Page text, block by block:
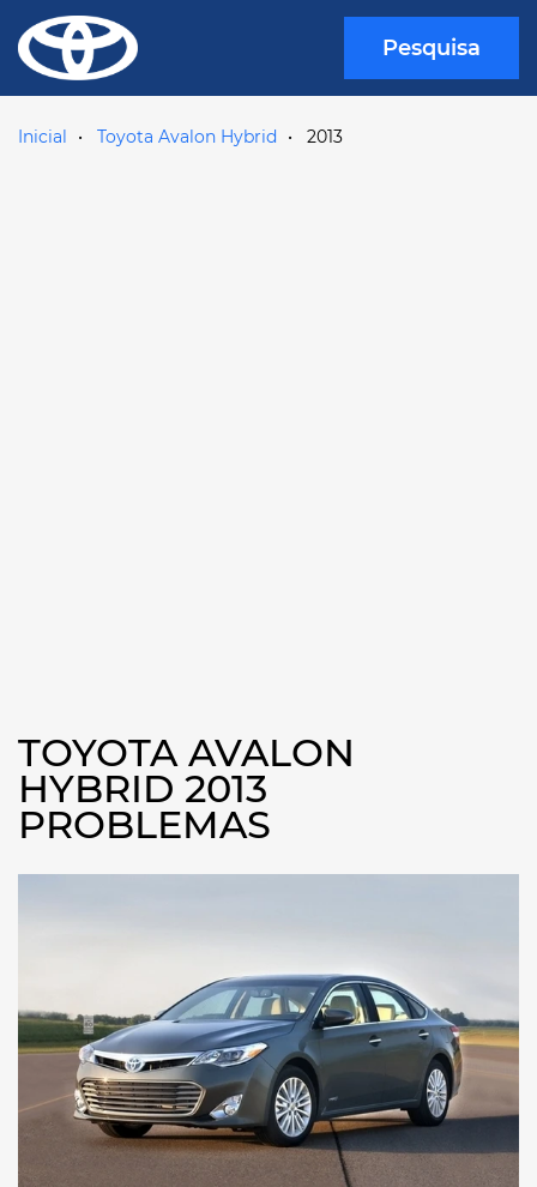
Pesquisa
Inicial Toyota Avalon Hybrid 2013
TOYOTA AVALON
HYBRID 2013
PROBLEMAS